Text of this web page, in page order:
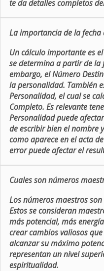
te da detalles completos
La importancia de la fecha
Un cálculo importante es
se determina a partir de la
embargo, el Número
la personalidad. También
Personalidad, el cual se
Completo. Es relevante
Personalidad puede
de escribir bien el nombre
como aparece en el acta
error puede afectar el
Cuales son números
Los números maestros
Estos se consideran
más potencial, más
crear cambios valiosos
alcanzar su máximo
representan un nivel
espiritualidad.